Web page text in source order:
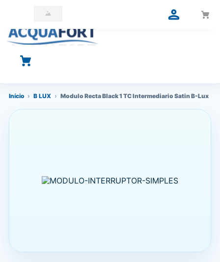
O que você está procurando?
Início › B LUX › Modulo Recta Black 1 TC Intermediario Satin B-Lux